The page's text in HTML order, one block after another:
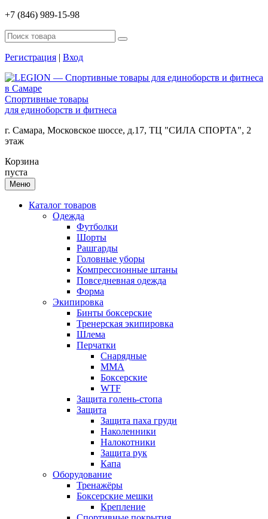
+7 (846) 989-15-98
Регистрация | Вход
Спортивные товары
для единоборств и фитнеса
г. Самара, Московское шоссе, д.17, ТЦ "СИЛА СПОРТА", 2
этаж
Корзина
пуста
Меню
Каталог товаров
Одежда
Футболки
Шорты
Рашгарды
Головные уборы
Компрессионные штаны
Повседневная одежда
Форма
Экипировка
Бинты боксерские
Тренерская экипировка
Шлема
Перчатки
Снарядные
ММА
Боксерские
WTF
Защита голень-стопа
Защита
Защита паха груди
Наколенники
Налокотники
Защита рук
Капа
Оборудование
Тренажёры
Боксерские мешки
Крепление